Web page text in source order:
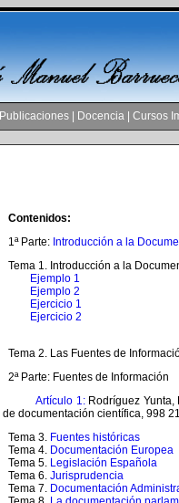
Publicaciones Docencia Cursos
Contenidos:
1ª Parte: Introducción a la
Tema 1. Introducción a la
Ejemplo 1
Ejemplo 2
Ejercicio 1
Ejercicio 2
Tema 2. Las Fuentes de
2ª Parte: Fuentes de Información
Artículo 1:Rodríguez Yunta,
de documentación científica, 998
Tema 3. Fuentes históricas
Tema 4. Documentación Europea
Tema 5. Legislación Española
Tema 6. Jurisprudencia
Tema 7. Documentación